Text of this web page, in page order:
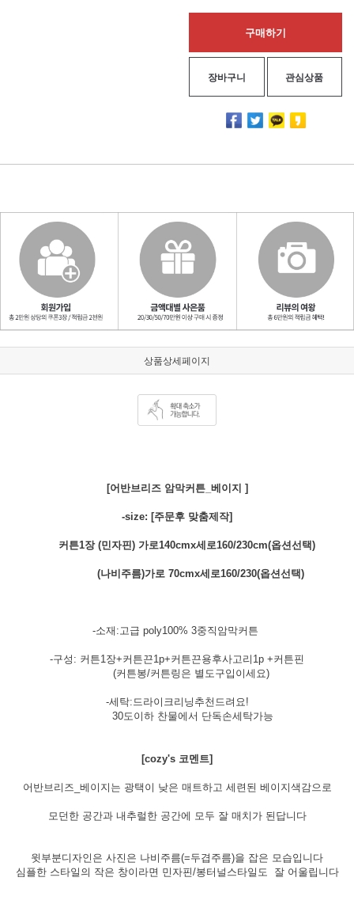
구매하기
장바구니 관심상품
상품상세페이지
[어반브리즈 암막커튼_베이지 ]
-size: [주문후 맞춤제작]
커튼1장 (민자핀) 가로140cmx세로160/230cm(옵션선택)
(나비주름)가로 70cmx세로160/230(옵션선택)
-소재:고급 poly100% 3중직암막커튼
-구성: 커튼1장+커튼끈1p+커튼끈용후사고리1p +커튼핀
(커튼봉/커튼링은 별도구입이세요)
-세탁:드라이크리닝추천드려요!
30도이하 찬물에서 단독손세탁가능
[cozy's 코멘트]
어반브리즈_베이지는 광택이 낮은 매트하고 세련된 베이지색감으로
모던한 공간과 내추럴한 공간에 모두 잘 매치가 된답니다
윗부분디자인은 사진은 나비주름(=두겹주름)을 잡은 모습입니다
심플한 스타일의 작은 창이라면 민자핀/봉터널스타일도 잘 어울립니다